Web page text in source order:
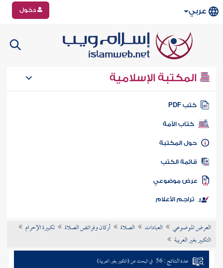
عربي دخول
المكتبة الإسلامية
كتب PDF
كتاب الأمة
المكتبة
الكتب
موضوعي
تراجم الأعلام
العرض الموضوعي العبادات الصلاة أركان وفرائض الصلاة
تكبيرة الإحرام
التكبير بغير العربية
عدد النتائج : 56 في البحث عن (التكبير بغير العربية)